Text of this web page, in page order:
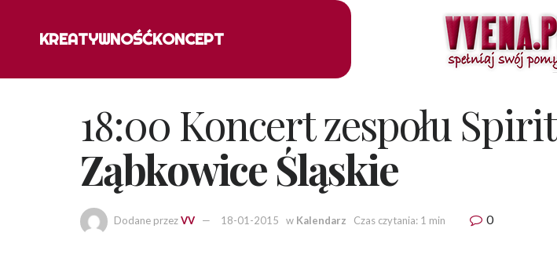
KREATYWNOŚĆKONCEPT
18:00 Koncert zespołu
Ząbkowice Śląskie
Dodane przezVV 18-01-2015 w Kalendarz Czas czytania: 1 min 0